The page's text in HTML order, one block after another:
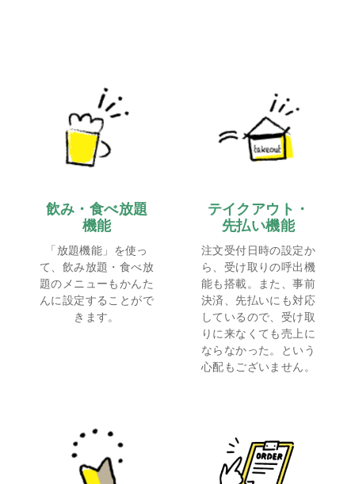
飲み・食べ放題
機能
「放題機能」を使っ
て、飲み放題・食べ放
題のメニューもかんた
んに設定することがで
きます。
テイクアウト・
先払い機能
注文受付日時の設定か
ら、受け取りの呼出機
能も搭載。また、事前
決済、先払いにも対応
しているので、受け取
りに来なくても売上に
ならなかった。という
心配もございません。